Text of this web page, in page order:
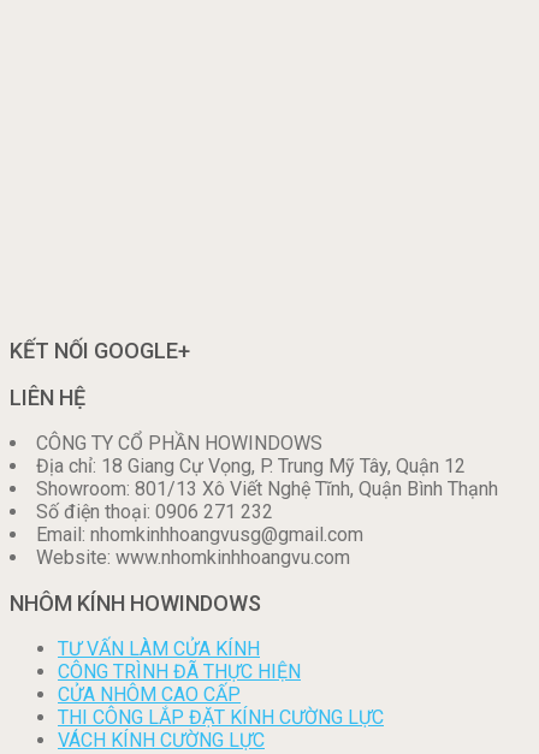
KẾT NỐI GOOGLE+
LIÊN HỆ
CÔNG TY CỔ PHẦN HOWINDOWS
Địa chỉ: 18 Giang Cự Vọng, P. Trung Mỹ Tây, Quận 12
Showroom: 801/13 Xô Viết Nghệ Tĩnh, Quận Bình Thạnh
Số điện thoại: 0906 271 232
Email: nhomkinhhoangvusg@gmail.com
Website: www.nhomkinhhoangvu.com
NHÔM KÍNH HOWINDOWS
TƯ VẤN LÀM CỬA KÍNH
CÔNG TRÌNH ĐÃ THỰC HIỆN
CỬA NHÔM CAO CẤP
THI CÔNG LẮP ĐẶT KÍNH CƯỜNG LỰC
VÁCH KÍNH CƯỜNG LỰC